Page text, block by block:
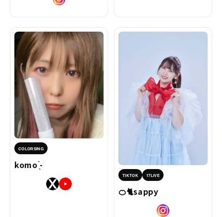
COLORSING
komo ̖́-
TIKTOK 17LIVE
🍊🐈sappy